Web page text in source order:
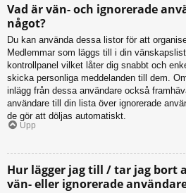
Vad är vän- och ignorerade
något?
Du kan använda dessa listor för att
Medlemmar som läggs till i din
kontrollpanel vilket låter dig snabbt och
skicka personliga meddelanden till dem.
inlägg från dessa användare också
användare till din lista över ignorerade
de gör att döljas automatiskt.
Upp
Hur lägger jag till / tar jag bort
vän- eller ignorerade